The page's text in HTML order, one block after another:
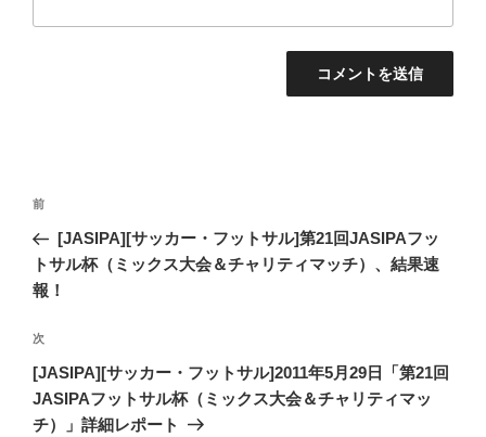
投
ナ
ビ
ー
シ
ョ
過
去
の
投
前
[JASIPA][サッカー・フットサル]第21回JASIPAフッ
トサル杯（ミックス大会＆チャリティマッチ）、結果速
報！
次
の
投
稿
次
[JASIPA][サッカー・フットサル]2011年5月29日「第21回
JASIPAフットサル杯（ミックス大会＆チャリティマッ
チ）」詳細レポート